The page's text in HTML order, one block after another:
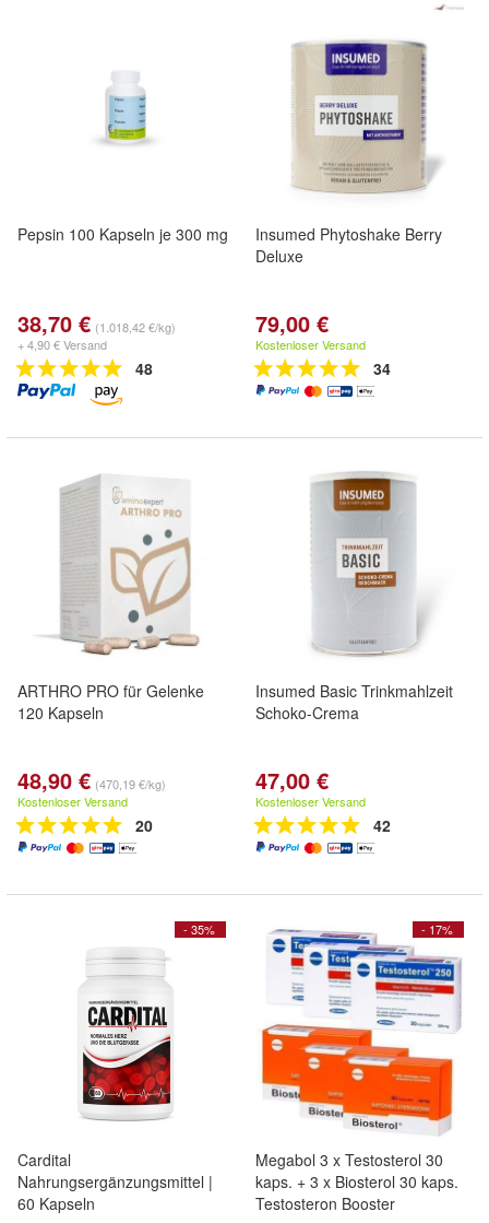
Pepsin 100 Kapseln je 300 mg
38,70 € (1.018,42 €/kg)
+ 4,90 € Versand
48
Insumed Phytoshake Berry
Deluxe
79,00 €
Kostenloser Versand
34
ARTHRO PRO für Gelenke
120 Kapseln
48,90 € (470,19 €/kg)
Kostenloser Versand
20
Insumed Basic Trinkmahlzeit
Schoko-Crema
47,00 €
Kostenloser Versand
42
- 35%
Cardital
Nahrungsergänzungsmittel |
60 Kapseln
- 17%
Megabol 3 x Testosterol 30
kaps. + 3 x Biosterol 30 kaps.
Testosteron Booster